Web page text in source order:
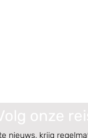
onze
nieuws, krijg